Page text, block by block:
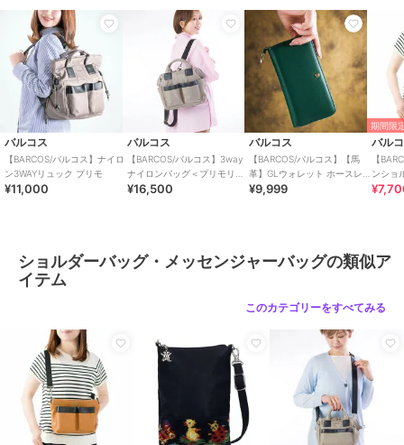
商品のお取り扱い方法
原産国
バルコス
【BARCOS/バルコス】ナイロ
ン3WAYリュック プリモ
¥11,000
バルコス
【BARCOS/バルコス】3way
ナイロンバッグ＜プリモリュ
ック＞口金タイプ
¥16,500
バルコス
【BARCOS/バルコス】【馬
革】GLウォレット ホースレ
ザーコンパクト長財布＜カバ
¥9,999
期間限
バル
【
ンショ
ショル
ショルダーバッグ・メッセンジャーバッグの類似ア
イテム
このカテゴリーをすべてみる